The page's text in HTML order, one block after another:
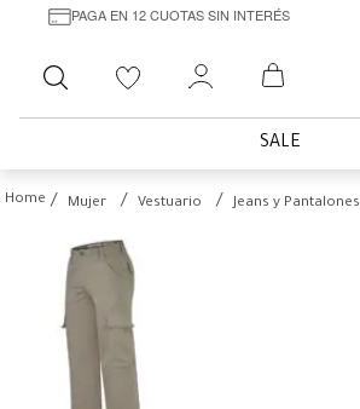
PAGA EN 12 CUOTAS SIN INTERÉS
Buscar
SALE
Mujer Vestuario Jeans y Pantalones